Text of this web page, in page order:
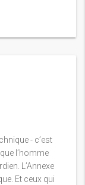
- c’est
l’homme
L’Annexe
Et ceux qui